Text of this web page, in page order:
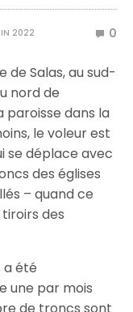
2022 0
de Salas, au sud-
nord de
paroisse dans la
le voleur est
se déplace avec
des églises
– quand ce
tiroirs des
a été
une par mois